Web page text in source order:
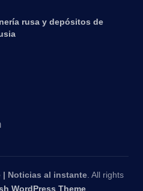
rusa y depósitos de
| Noticias al instante . All rights
WordPress Theme